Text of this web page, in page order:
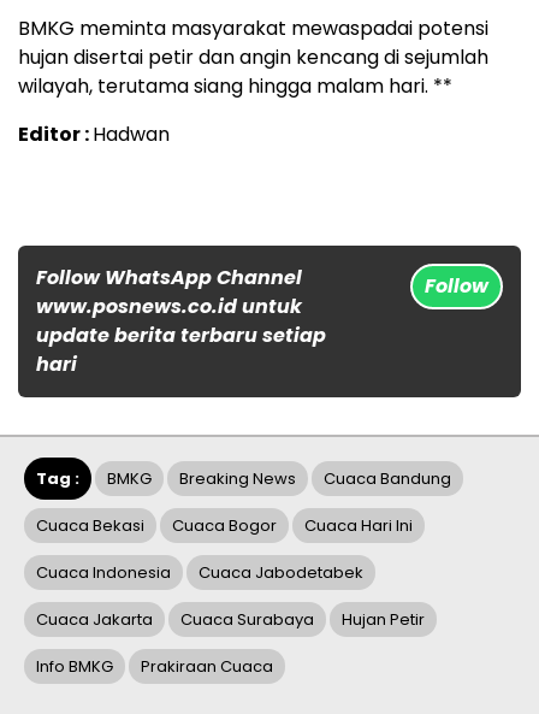
BMKG meminta masyarakat mewaspadai potensi
hujan disertai petir dan angin kencang di sejumlah
wilayah, terutama siang hingga malam hari. **
Editor :Hadwan
Follow WhatsApp Channel
www.posnews.co.id untuk
update berita terbaru setiap
hari
Follow
Tag : BMKG Breaking News Cuaca Bandung
Cuaca Bekasi Cuaca Bogor Cuaca Hari Ini
Cuaca Indonesia Cuaca Jabodetabek
Cuaca Jakarta Cuaca Surabaya Hujan Petir
Info BMKG Prakiraan Cuaca